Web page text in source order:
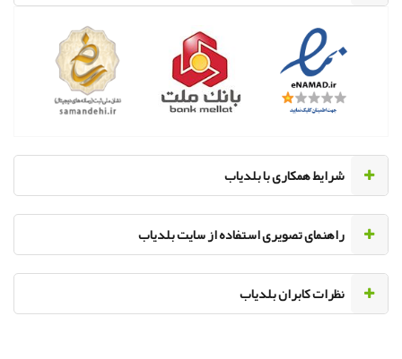
‌شرایط همکاری با بلدیاب
راهنمای تصویری استفاده از سایت بلدیاب
نظرات کابران بلدیاب